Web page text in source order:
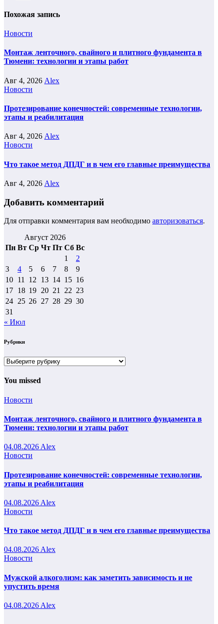
Похожая запись
Новости
Монтаж ленточного, свайного и плитного фундамента в
Тюмени: технологии и этапы работ
Авг 4, 2026 Alex
Новости
Протезирование конечностей: современные технологии,
этапы и реабилитация
Авг 4, 2026 Alex
Новости
Что такое метод ДПДГ и в чем его главные преимущества
Авг 4, 2026 Alex
Добавить комментарий
Для отправки комментария вам необходимо авторизоваться.
Август 2026
Пн Вт Ср Чт Пт Сб Вс
1
2
3
4 5 6 7 8
9
10 11 12 13 14 15 16
17 18 19 20 21 22 23
24 25 26 27 28 29 30
31
« Июл
Рубрики
Рубрики
You missed
Новости
Монтаж ленточного, свайного и плитного фундамента в
Тюмени: технологии и этапы работ
04.08.2026 Alex
Новости
Протезирование конечностей: современные технологии,
этапы и реабилитация
04.08.2026 Alex
Новости
Что такое метод ДПДГ и в чем его главные преимущества
04.08.2026 Alex
Новости
Мужской алкоголизм: как заметить зависимость и не
упустить время
04.08.2026 Alex